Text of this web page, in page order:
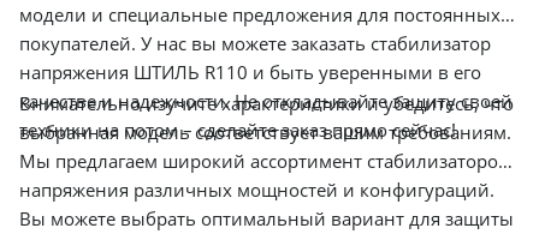
модели и специальные предложения для постоянных
покупателей. У нас вы можете заказать стабилизатор
напряжения ШТИЛЬ R110 и быть уверенными в его
качестве и надежности. Не откладывайте защиту своей
техники на потом – сделайте заказ прямо сейчас!
Внимательно изучите характеристики и убедитесь, что
выбранная модель соответствует вашим требованиям.
Мы предлагаем широкий ассортимент стабилизаторов
напряжения различных мощностей и конфигураций.
Вы можете выбрать оптимальный вариант для защиты